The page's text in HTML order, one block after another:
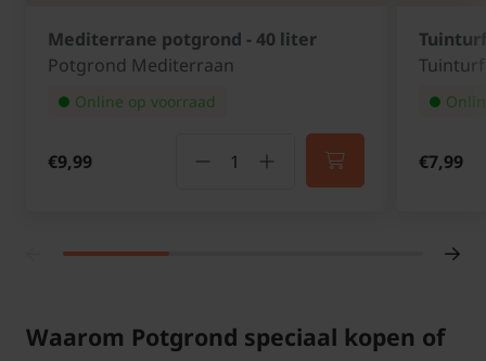
Mediterrane potgrond - 40 liter
Potgrond Mediterraan
Online op voorraad
€9,99
Tuinturf
Tuinturf
€7,99
Waarom Potgrond speciaal kopen of